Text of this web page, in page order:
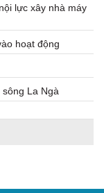
lực xây nhà máy
hoạt động
La Ngà